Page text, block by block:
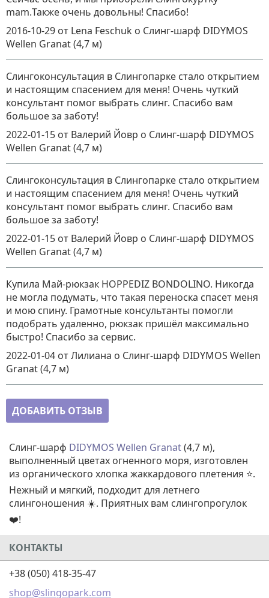
mam.Также очень довольны! Спасибо!
2016-10-29 от Lena Feschuk о Слинг-шарф DIDYMOS
Wellen Granat (4,7 м)
Слингоконсультация в Слингопарке стало открытием
и настоящим спасением для меня! Очень чуткий
консультант помог выбрать слинг. Спасибо вам
большое за заботу!
2022-01-15 от Валерий Йовр о Слинг-шарф DIDYMOS
Wellen Granat (4,7 м)
Слингоконсультация в Слингопарке стало открытием
и настоящим спасением для меня! Очень чуткий
консультант помог выбрать слинг. Спасибо вам
большое за заботу!
2022-01-15 от Валерий Йовр о Слинг-шарф DIDYMOS
Wellen Granat (4,7 м)
Купила Май-рюкзак HOPPEDIZ BONDOLINO. Никогда
не могла подумать, что такая переноска спасет меня
и мою спину. Грамотные консультанты помогли
подобрать удаленно, рюкзак пришёл максимально
быстро! Спасибо за сервис.
2022-01-04 от Лилиана о Слинг-шарф DIDYMOS Wellen
Granat (4,7 м)
ДОБАВИТЬ ОТЗЫВ
Слинг-шарф DIDYMOS Wellen Granat(4,7 м),
выполненный цветах огненного моря, изготовлен
из органического хлопка жаккардового плетения ⭐.
Нежный и мягкий, подходит для летнего
слингоношения ☀️. Приятных вам слингопрогулок
❤️!
КОНТАКТЫ
+38 (050) 418-35-47
shop@slingopark.com